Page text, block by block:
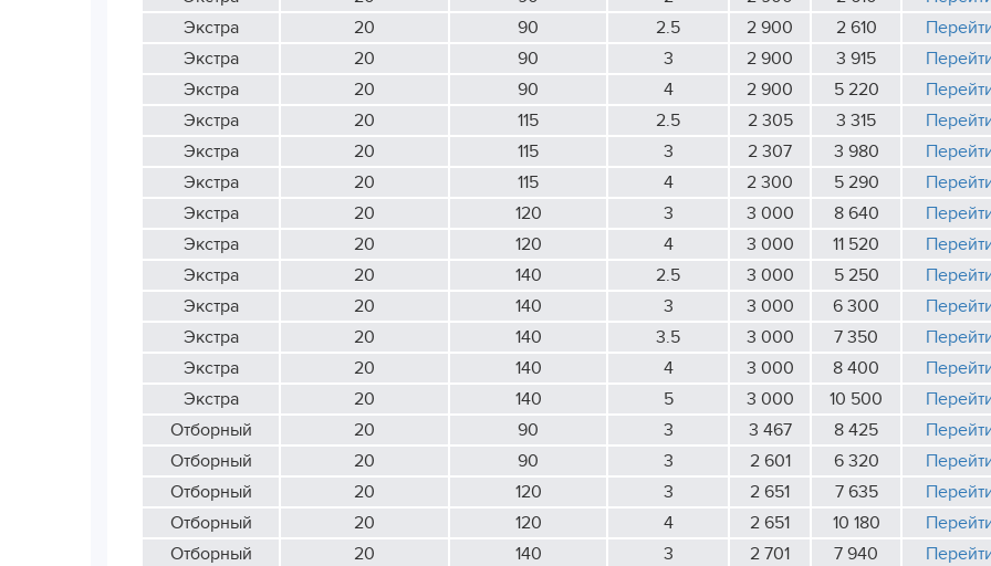
Экстра
20 90 2.5 2 900 2 610
Экстра
20 90 3 2 900 3 915
Экстра
20 90 4 2 900 5 220
Экстра
20 115 2.5 2 305 3 315
Экстра
20 115 3 2 307 3 980
Экстра
20 115 4 2 300 5 290
Экстра
20 120 3 3 000 8 640
Экстра
20 120 4 3 000 11 520
Экстра
20 140 2.5 3 000 5 250
Экстра
20 140 3 3 000 6 300
Экстра
20 140 3.5 3 000 7 350
Экстра
20 140 4 3 000 8 400
Экстра
20 140 5 3 000 10 500
Отборный
20 90 3 3 467 8 425
Отборный
20 90 3 2 601 6 320
Отборный
20 120 3 2 651 7 635
Отборный
20 120 4 2 651 10 180
Отборный
20 140 3 2 701 7 940